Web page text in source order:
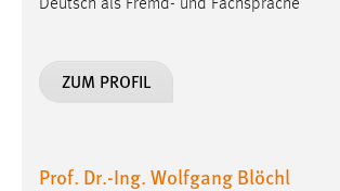
Deutsch als Fremd- und Fachsprache
ZUM PROFIL
Prof. Dr.-Ing. Wolfgang Blöchl